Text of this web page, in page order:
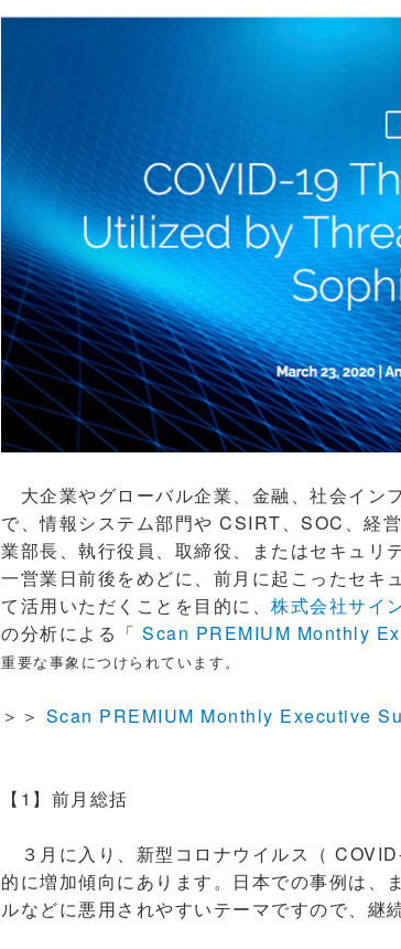
大企業やグローバル企業、金融、社会イン
で、情報システム部門や CSIRT、SOC、経
業部長、執行役員、取締役、またはセキュリ
一営業日前後をめどに、前月に起こったセキ
て活用いただくことを目的に、 株式会社サイ
の分析による「 Scan PREMIUM Monthly
重要な事象につけられています。
＞＞ Scan PREMIUM Monthly Executive
【1】前月総括
３月に入り、新型コロナウイルス（
的に増加傾向にあります。日本での事例は
ルなどに悪用されやすいテーマですので、継